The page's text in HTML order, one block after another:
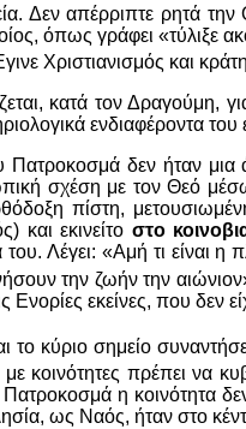
Δεν απέρριπτε ρητά
όπως γράφει «τύλιξε
Χριστιανισμός και
κατά τον Δραγούμη,
ενδιαφέροντα του
δεν ήταν μια
σχέση με τον Θεό
πίστη,
και εκινείτο στο
Λέγει: «Αμή τι είναι
την ζωήν την
Ενορίες εκείνες, που δεν
το κύριο σημείο
κοινότητες πρέπει να
Πατροκοσμά η κοινότητα
ως Ναός, ήταν στο